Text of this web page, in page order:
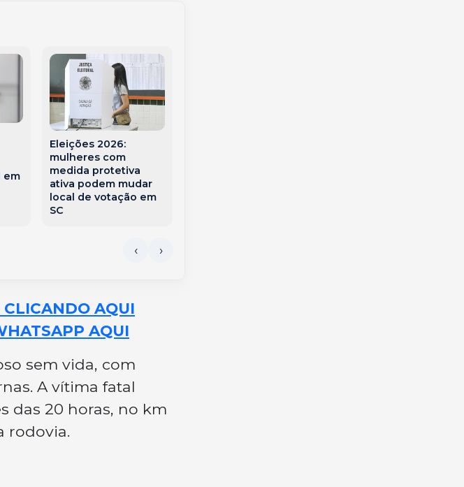
em
Eleições 2026:
mulheres com
medida protetiva
ativa podem mudar
local de votação em
SC
AQUI
AQUI
sem vida, com
A vítima fatal
das 20 horas, no km
rodovia.